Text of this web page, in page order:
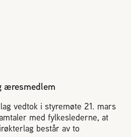
æresmedlem
vedtok i styremøte 21. mars
med fylkeslederne, at
består av to